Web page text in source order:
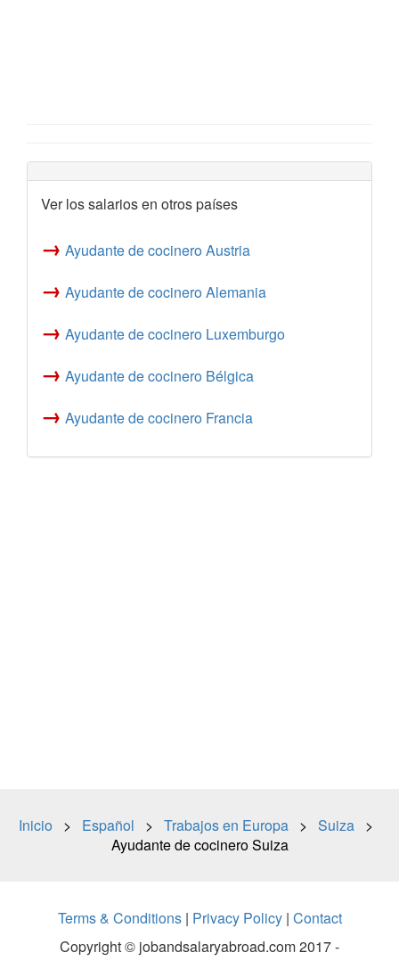
Ver los salarios en otros países
→ Ayudante de cocinero Austria
→ Ayudante de cocinero Alemania
→ Ayudante de cocinero Luxemburgo
→ Ayudante de cocinero Bélgica
→ Ayudante de cocinero Francia
Inicio > Español > Trabajos en Europa > Suiza >
Ayudante de cocinero Suiza
Terms & Conditions| Privacy Policy| Contact
Copyright © jobandsalaryabroad.com 2017 -